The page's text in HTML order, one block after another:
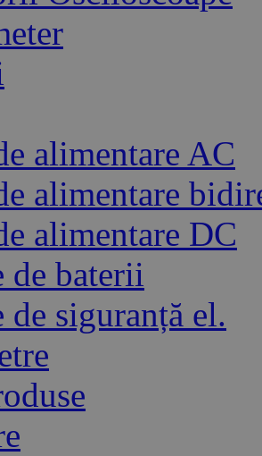
alimentare AC
alimentare
alimentare DC
de baterii
de siguranță el.